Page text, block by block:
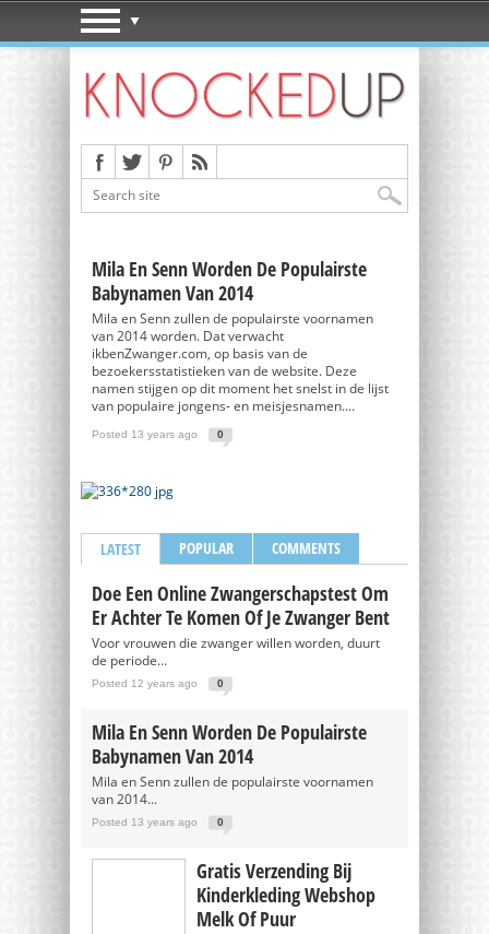
Mila En Senn Worden De Populairste
Babynamen Van 2014
Mila en Senn zullen de populairste voornamen
van 2014 worden. Dat verwacht
ikbenZwanger.com, op basis van de
bezoekersstatistieken van de website. Deze
namen stijgen op dit moment het snelst in de lijst
van populaire jongens- en meisjesnamen....
Posted 13 years ago 0
LATEST POPULAR COMMENTS
Doe Een Online Zwangerschapstest Om
Er Achter Te Komen Of Je Zwanger Bent
Voor vrouwen die zwanger willen worden, duurt
de periode...
Posted 12 years ago 0
Mila En Senn Worden De Populairste
Babynamen Van 2014
Mila en Senn zullen de populairste voornamen
van 2014...
Posted 13 years ago 0
Gratis Verzending Bij
Kinderkleding Webshop
Melk Of Puur